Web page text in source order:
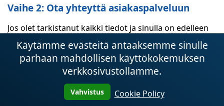
Vaihe 2: Ota yhteyttä asiakaspalveluun
Jos olet tarkistanut kaikki tiedot ja sinulla on edelleen
kotiutusongelmia, ota yhteyttä LeoVegasin tukitiimiin.
Ilmoita heille kotiutusongelmastasi ja anna heille kaikki
tiedot, joita he tarvitsevat tilisi tarkistamiseksi.
mahdollisimman pian. He saattavat myös pyytää
lisäasiakirjoja henkilöllisyytesi tai osoitteesi
Käytämme evästeitä antaaksemme sinulle
parhaan mahdollisen käyttökokemuksen
verkkosivustollamme.
Vahvistus Cookie Policy